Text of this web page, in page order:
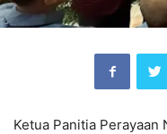
Ketua Panitia Perayaan